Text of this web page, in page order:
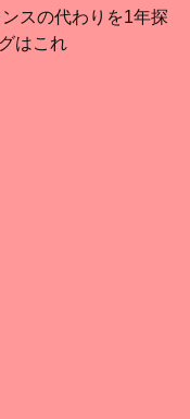
スの代わりを1年探
はこれ